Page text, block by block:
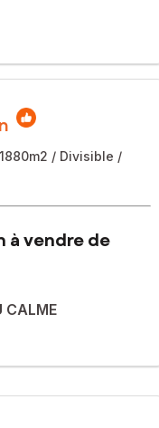
/ Divisible /
à vendre de
CALME
vue dégagée sur la